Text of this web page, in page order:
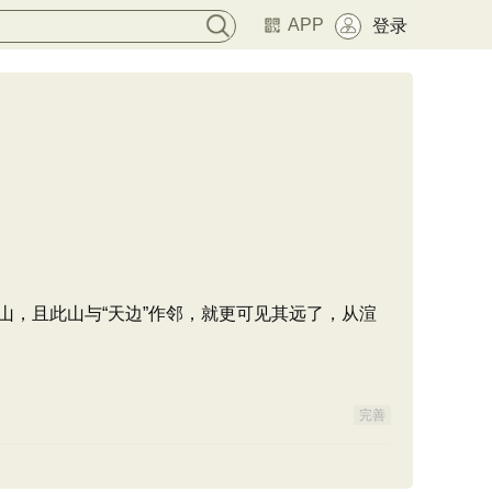
APP 登录
，且此山与“天边”作邻，就更可见其远了，从渲
完善